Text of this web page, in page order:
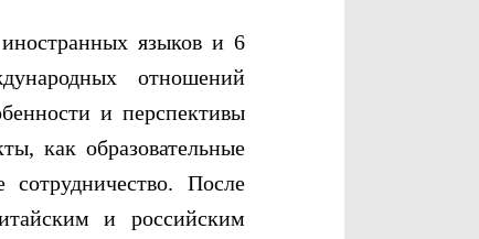
языков и 6
отношений
и перспективы
как образовательные
После
и российским